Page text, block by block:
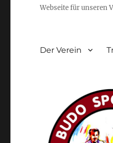
Webseite für unseren
Der Verein